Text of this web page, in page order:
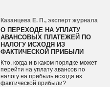
Казанцева Е. П., эксперт журнала
О ПЕРЕХОДЕ НА УПЛАТУ
АВАНСОВЫХ ПЛАТЕЖЕЙ ПО
НАЛОГУ ИСХОДЯ ИЗ
ФАКТИЧЕСКОЙ ПРИБЫЛИ
Кто, когда и в каком порядке может
перейти на уплату авансов по
налогу на прибыль исходя из
фактической прибыли?